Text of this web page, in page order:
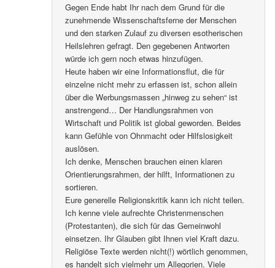
Gegen Ende habt Ihr nach dem Grund für die
zunehmende Wissenschaftsferne der Menschen
und den starken Zulauf zu diversen esotherischen
Heilslehren gefragt. Den gegebenen Antworten
würde ich gern noch etwas hinzufügen.
Heute haben wir eine Informationsflut, die für
einzelne nicht mehr zu erfassen ist, schon allein
über die Werbungsmassen „hinweg zu sehen“ ist
anstrengend… Der Handlungsrahmen von
Wirtschaft und Politik ist global geworden. Beides
kann Gefühle von Ohnmacht oder Hilfslosigkeit
auslösen.
Ich denke, Menschen brauchen einen klaren
Orientierungsrahmen, der hilft, Informationen zu
sortieren.
Eure generelle Religionskritik kann ich nicht teilen.
Ich kenne viele aufrechte Christenmenschen
(Protestanten), die sich für das Gemeinwohl
einsetzen. Ihr Glauben gibt Ihnen viel Kraft dazu.
Religiöse Texte werden nicht(!) wörtlich genommen,
es handelt sich vielmehr um Allegorien. Viele